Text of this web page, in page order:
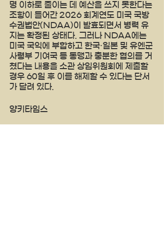
명 이하로 줄이는 데 예산을 쓰지 못한다는
조항이 들어간 2026 회계연도 미국 국방
수권법안(NDAA)이 발효되면서 병력 유
지는 확정된 상태다. 그러나 NDAA에는
미국 국익에 부합하고 한국·일본 및 유엔군
사령부 기여국 등 동맹과 충분한 협의를 거
쳤다는 내용을 소관 상임위원회에 제출할
경우 60일 후 이를 해제할 수 있다는 단서
가 달려 있다.
양키타임스